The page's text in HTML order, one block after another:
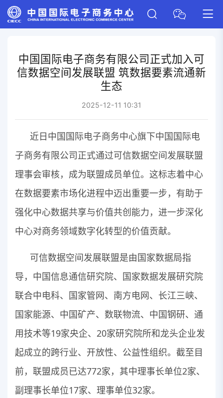
中国国际电子商务有限公司正式加入可
信数据空间发展联盟 筑数据要素流通新
生态
2025-12-11 10:31
近日中国国际电子商务中心旗下中国国际电
子商务有限公司正式通过可信数据空间发展联盟
理事会审核，成为联盟成员单位。这标志着中心
在数据要素市场化进程中迈出重要一步，有助于
强化中心数据共享与价值共创能力，进一步深化
中心对商务领域数字化转型的价值贡献。
可信数据空间发展联盟是由国家数据局指
导，中国信息通信研究院、国家数据发展研究院
联合中电科、国家管网、南方电网、长江三峡、
国家能源、中国矿产、数联物流、中国钢研、通
用技术等19家央企、20家研究院所和龙头企业发
起成立的跨行业、开放性、公益性组织。截至目
前，联盟成员已达772家，其中理事长单位2家、
副理事长单位17家、理事单位32家。